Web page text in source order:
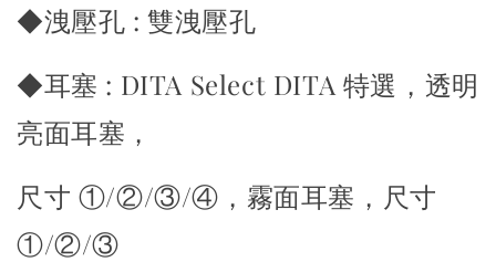
◆洩壓孔 : 雙洩壓孔
◆耳塞 : DITA Select DITA 特選，透明
亮面耳塞，
尺寸 ①/②/③/④，霧面耳塞，尺寸
①/②/③